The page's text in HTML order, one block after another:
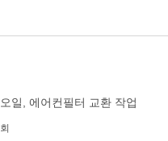
일, 에어컨필터 교환 작업